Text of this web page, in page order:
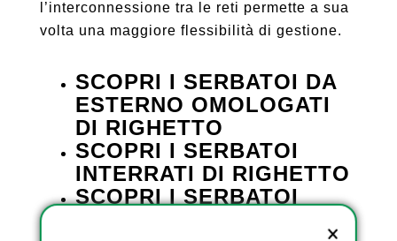
l’interconnessione tra le reti permette a sua
volta una maggiore flessibilità di gestione.
SCOPRI I SERBATOI DA
ESTERNO OMOLOGATI
DI RIGHETTO
SCOPRI I SERBATOI
INTERRATI DI RIGHETTO
SCOPRI I SERBATOI